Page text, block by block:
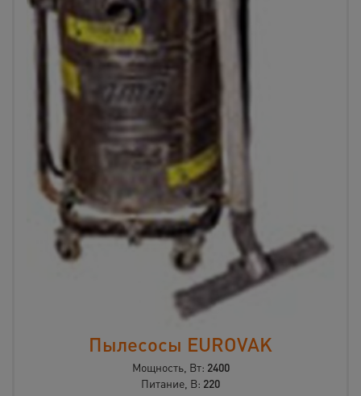
Пылесосы EUROVAK
Мощность, Вт: 2400
Питание, В: 220